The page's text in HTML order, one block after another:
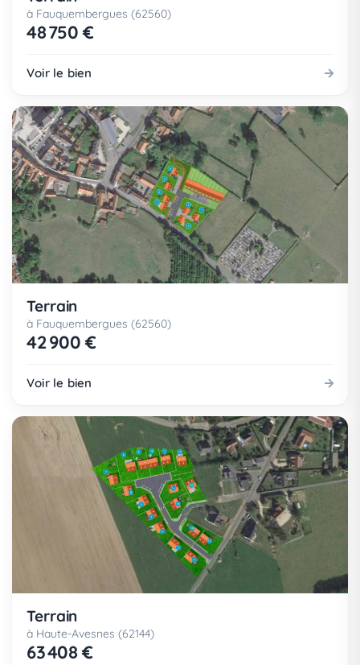
à Fauquembergues (62560)
48 750 €
Voir le bien
Terrain
à Fauquembergues (62560)
42 900 €
Voir le bien
Terrain
à Haute-Avesnes (62144)
63 408 €